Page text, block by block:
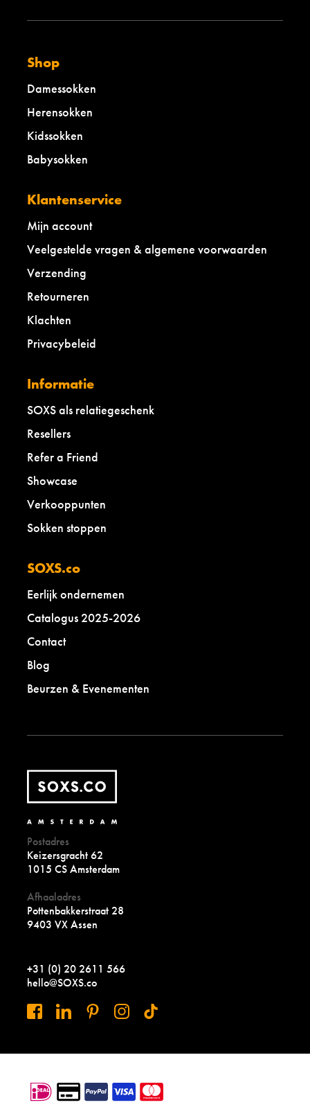
Shop
Damessokken
Herensokken
Kidssokken
Babysokken
Klantenservice
Mijn account
Veelgestelde vragen & algemene voorwaarden
Verzending
Retourneren
Klachten
Privacybeleid
Informatie
SOXS als relatiegeschenk
Resellers
Refer a Friend
Showcase
Verkooppunten
Sokken stoppen
SOXS.co
Eerlijk ondernemen
Catalogus 2025-2026
Contact
Blog
Beurzen & Evenementen
Postadres
Keizersgracht 62
1015 CS Amsterdam
Afhaaladres
Pottenbakkerstraat 28
9403 VX Assen
+31 (0) 20 2611 566
hello@SOXS.co